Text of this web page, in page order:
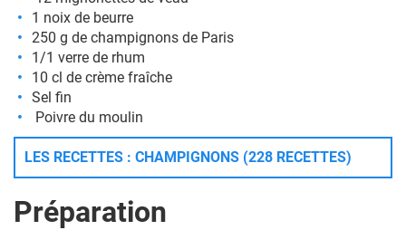
1 noix de beurre
250 g de champignons de Paris
1/1 verre de rhum
10 cl de crème fraîche
Sel fin
Poivre du moulin
LES RECETTES : CHAMPIGNONS (228 RECETTES)
Préparation